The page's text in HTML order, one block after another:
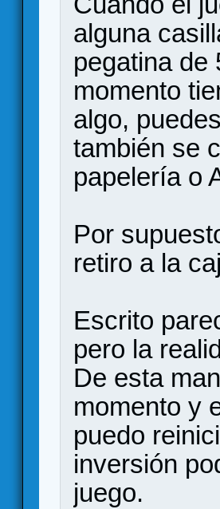
alguna
pegatina de
momento
algo,
también se
papelería o
Por
retiro a la
Escrito
pero la
De esta
momento y
puedo
inversión
juego.